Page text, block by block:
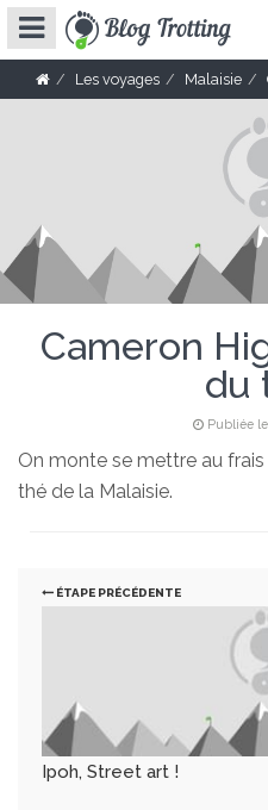
Les voyages Malaisie
Cameron
du
Publiée
On monte se mettre au
thé de la Malaisie.
ÉTAPE PRÉCÉDENTE
Ipoh, Street art !